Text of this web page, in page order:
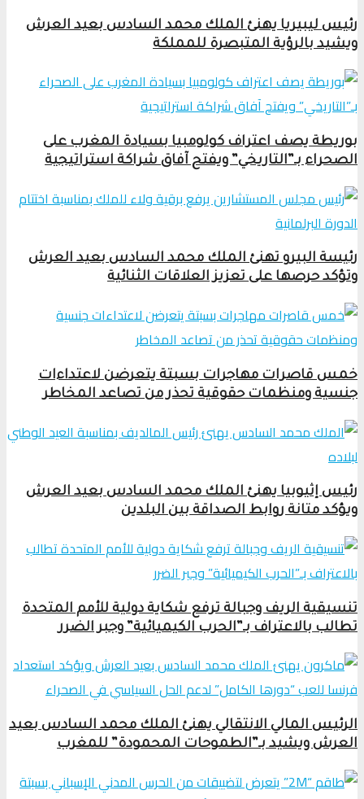
رئيس ليبيريا يهنئ الملك محمد السادس بعيد العرش
ويشيد بالرؤية المتبصرة للمملكة
بوريطة يصف اعتراف كولومبيا بسيادة المغرب على
الصحراء بـ”التاريخي” ويفتح آفاق شراكة استراتيجية
رئيسة البيرو تهنئ الملك محمد السادس بعيد العرش
وتؤكد حرصها على تعزيز العلاقات الثنائية
خمس قاصرات مهاجرات بسبتة يتعرضن لاعتداءات
جنسية ومنظمات حقوقية تحذر من تصاعد المخاطر
رئيس إثيوبيا يهنئ الملك محمد السادس بعيد العرش
ويؤكد متانة روابط الصداقة بين البلدين
تنسيقية الريف وجبالة ترفع شكاية دولية للأمم المتحدة
تطالب بالاعتراف بـ”الحرب الكيميائية” وجبر الضرر
الرئيس المالي الانتقالي يهنئ الملك محمد السادس بعيد
العرش ويشيد بـ”الطموحات المحمودة” للمغرب